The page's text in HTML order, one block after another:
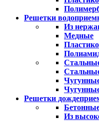
Решетки
Из
Медные
Решетки
Из